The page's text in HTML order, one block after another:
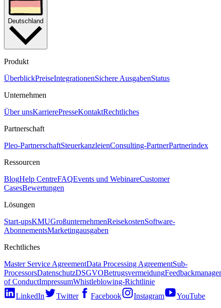
Deutschland
Produkt
ÜberblickPreiseIntegrationenSichere AusgabenStatus
Unternehmen
Über unsKarrierePresseKontaktRechtliches
Partnerschaft
Pleo-PartnerschaftSteuerkanzleienConsulting-PartnerPartnerindex
Ressourcen
BlogHelp CentreFAQEvents und WebinareCustomer
CasesBewertungen
Lösungen
Start-upsKMUGroßunternehmenReisekostenSoftware-
AbonnementsMarketingausgaben
Rechtliches
Master Service AgreementData Processing AgreementSub-
ProcessorsDatenschutzDSGVOBetrugsvermeidung
of ConductImpressumWhistleblowing-Richtlinie
LinkedIn
Twitter Facebook Instagram
YouTube